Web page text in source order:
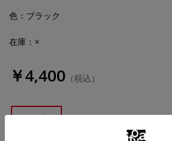
色 ：ブラック
在庫：×
￥4,400 （税込）